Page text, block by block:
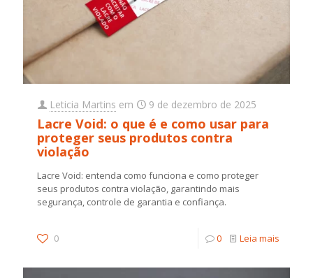
Leticia Martins em 9 de dezembro de 2025
Lacre Void: o que é e como usar para
proteger seus produtos contra
violação
Lacre Void: entenda como funciona e como proteger
seus produtos contra violação, garantindo mais
segurança, controle de garantia e confiança.
0 0 Leia mais